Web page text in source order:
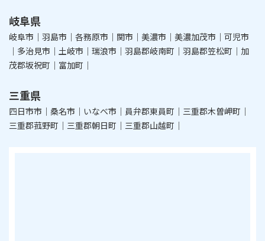
岐阜県
岐阜市｜羽島市｜各務原市｜関市｜美濃市｜美濃加茂市｜可児市
｜多治見市｜土岐市｜瑞浪市｜羽島郡岐南町｜羽島郡笠松町｜加
茂郡坂祝町｜富加町｜
三重県
四日市市｜桑名市｜いなべ市｜員弁郡東員町｜三重郡木曽岬町｜
三重郡菰野町｜三重郡朝日町｜三重郡山越町｜